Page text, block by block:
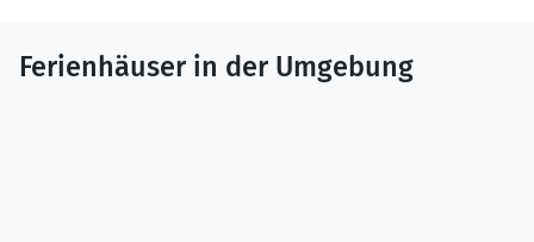
Ferienhäuser in der Umgebung